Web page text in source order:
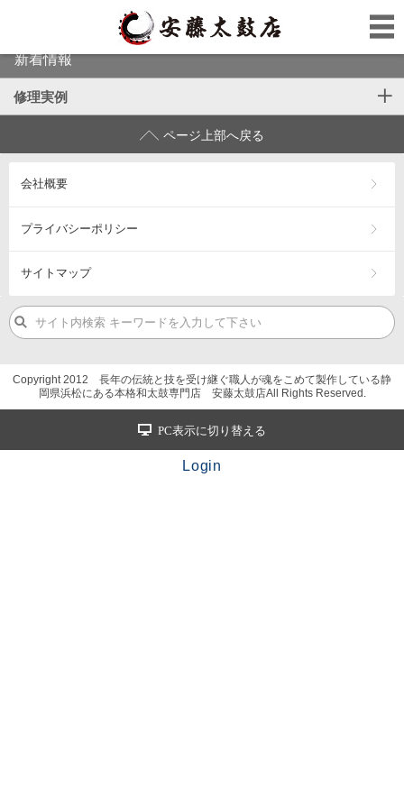
新着情報
修理実例
ページ上部へ戻る
会社概要
プライバシーポリシー
サイトマップ
Copyright 2012 長年の伝統と技を受け継ぐ職人が魂をこめて製作している静
岡県浜松にある本格和太鼓専門店 安藤太鼓店All Rights Reserved.
PC表示に切り替える
Login